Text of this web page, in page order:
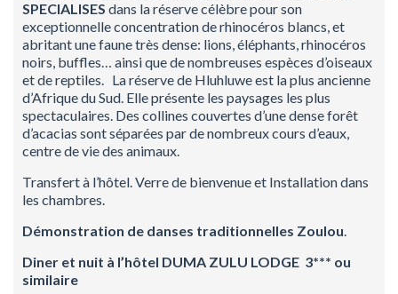
SPECIALISES dans la réserve célèbre pour son
exceptionnelle concentration de rhinocéros blancs, et
abritant une faune très dense: lions, éléphants, rhinocéros
noirs, buffles… ainsi que de nombreuses espèces d’oiseaux
et de reptiles. La réserve de Hluhluwe est la plus ancienne
d’Afrique du Sud. Elle présente les paysages les plus
spectaculaires. Des collines couvertes d’une dense forêt
d’acacias sont séparées par de nombreux cours d’eaux,
centre de vie des animaux.
Transfert à l’hôtel. Verre de bienvenue et Installation dans
les chambres.
Démonstration de danses traditionnelles Zoulou
Diner et nuit à l’hôtel DUMA ZULU LODGE 3*** ou
similaire